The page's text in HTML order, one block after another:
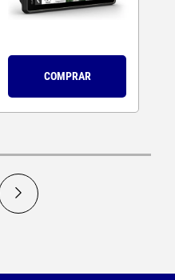
COMPRAR